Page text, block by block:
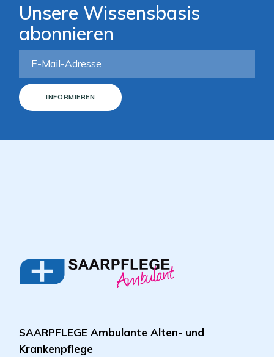
Unsere Wissensbasis
abonnieren
INFORMIEREN
SAARPFLEGE Ambulante Alten- und
Krankenpflege